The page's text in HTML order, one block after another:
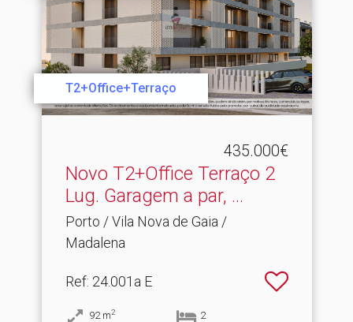
T2+Office+Terraço
435.000€
Novo T2+Office Terraço 2
Lug.​ Garagem a par, ...
Porto / Vila Nova de Gaia /
Madalena
Ref: 24.001a E
92 m2 2